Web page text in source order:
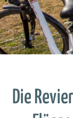
Die